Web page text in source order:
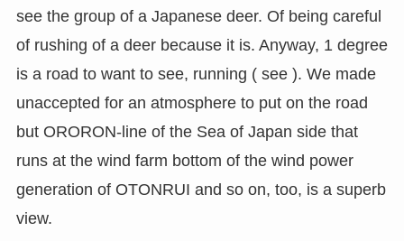
see the group of a Japanese deer. Of being careful
of rushing of a deer because it is. Anyway, 1 degree
is a road to want to see, running ( see ). We made
unaccepted for an atmosphere to put on the road
but ORORON-line of the Sea of Japan side that
runs at the wind farm bottom of the wind power
generation of OTONRUI and so on, too, is a superb
view.